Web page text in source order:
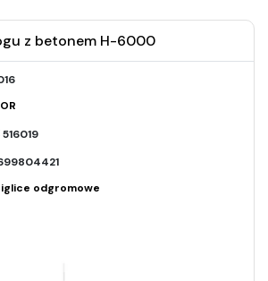
z betonem H-6000
516019
odgromowe